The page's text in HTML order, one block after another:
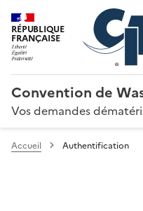
RÉPUBLIQUE
FRANÇAISE
Convention de
Vos demandes
Accueil Authentification